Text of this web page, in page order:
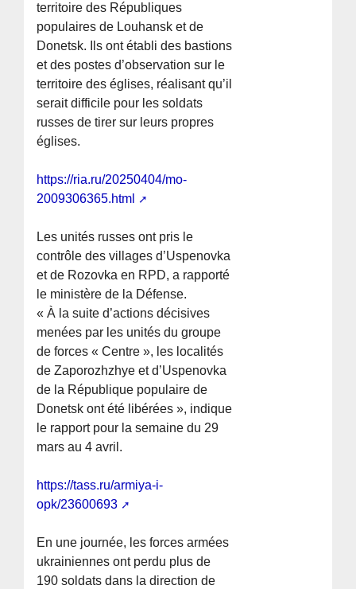
territoire des Républiques
populaires de Louhansk et de
Donetsk. Ils ont établi des bastions
et des postes d’observation sur le
territoire des églises, réalisant qu’il
serait difficile pour les soldats
russes de tirer sur leurs propres
églises.
https://ria.ru/20250404/mo-
2009306365.html
Les unités russes ont pris le
contrôle des villages d’Uspenovka
et de Rozovka en RPD, a rapporté
le ministère de la Défense.
« À la suite d’actions décisives
menées par les unités du groupe
de forces « Centre », les localités
de Zaporozhzhye et d’Uspenovka
de la République populaire de
Donetsk ont été libérées », indique
le rapport pour la semaine du 29
mars au 4 avril.
https://tass.ru/armiya-i-
opk/23600693
En une journée, les forces armées
ukrainiennes ont perdu plus de
190 soldats dans la direction de